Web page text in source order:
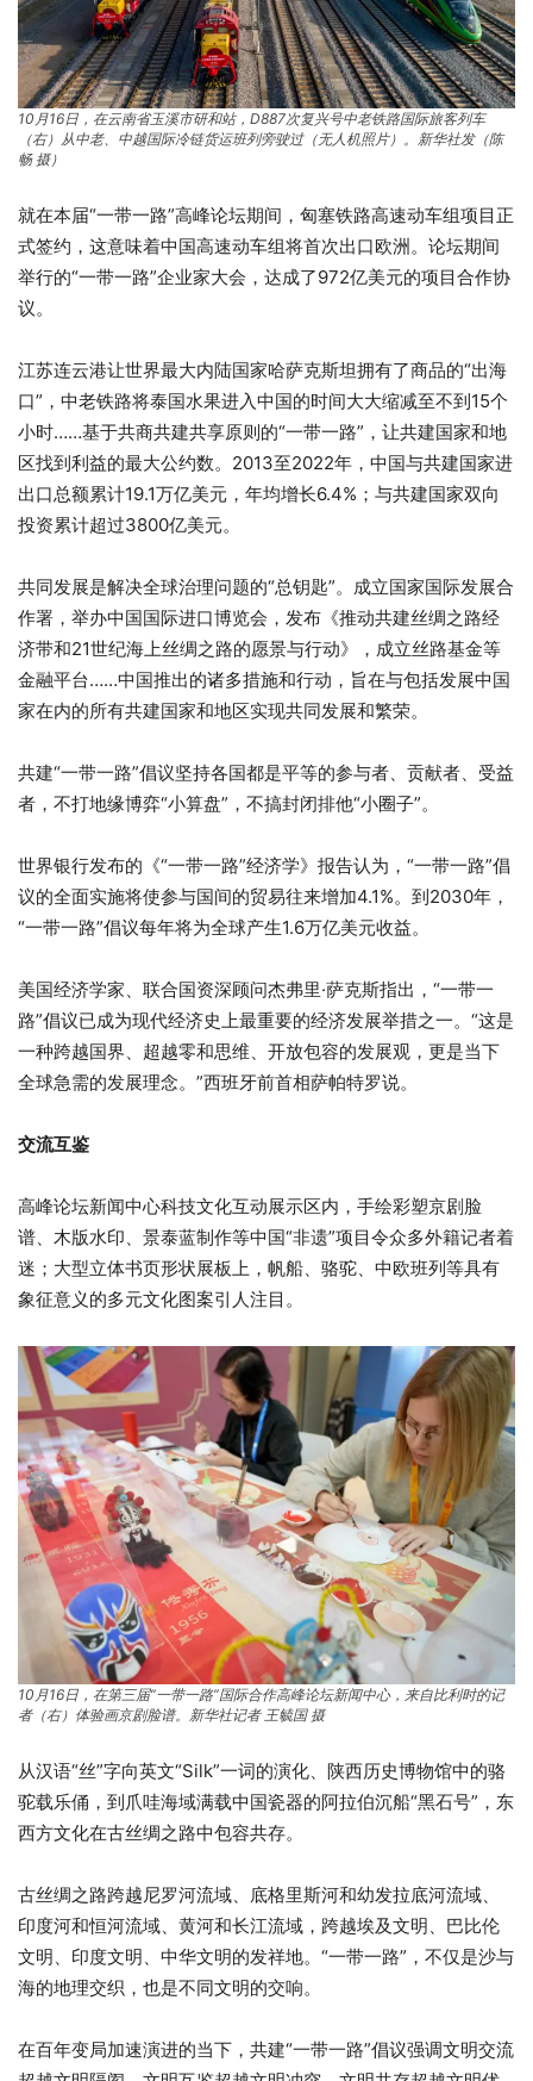
10月16日，在云南省玉溪市研和站，D887次复兴号中老铁路国际旅客列车
（右）从中老、中越国际冷链货运班列旁驶过（无人机照片）。新华社发（陈
畅 摄）
就在本届“一带一路”高峰论坛期间，匈塞铁路高速动车组项目正
式签约，这意味着中国高速动车组将首次出口欧洲。论坛期间
举行的“一带一路”企业家大会，达成了972亿美元的项目合作协
议。
江苏连云港让世界最大内陆国家哈萨克斯坦拥有了商品的“出海
口”，中老铁路将泰国水果进入中国的时间大大缩减至不到15个
小时……基于共商共建共享原则的“一带一路”，让共建国家和地
区找到利益的最大公约数。2013至2022年，中国与共建国家进
出口总额累计19.1万亿美元，年均增长6.4%；与共建国家双向
投资累计超过3800亿美元。
共同发展是解决全球治理问题的“总钥匙”。成立国家国际发展合
作署，举办中国国际进口博览会，发布《推动共建丝绸之路经
济带和21世纪海上丝绸之路的愿景与行动》，成立丝路基金等
金融平台……中国推出的诸多措施和行动，旨在与包括发展中国
家在内的所有共建国家和地区实现共同发展和繁荣。
共建“一带一路”倡议坚持各国都是平等的参与者、贡献者、受益
者，不打地缘博弈“小算盘”，不搞封闭排他“小圈子”。
世界银行发布的《“一带一路”经济学》报告认为，“一带一路”倡
议的全面实施将使参与国间的贸易往来增加4.1%。到2030年，
“一带一路”倡议每年将为全球产生1.6万亿美元收益。
美国经济学家、联合国资深顾问杰弗里·萨克斯指出，“一带一
路”倡议已成为现代经济史上最重要的经济发展举措之一。“这是
一种跨越国界、超越零和思维、开放包容的发展观，更是当下
全球急需的发展理念。”西班牙前首相萨帕特罗说。
交流互鉴
高峰论坛新闻中心科技文化互动展示区内，手绘彩塑京剧脸
谱、木版水印、景泰蓝制作等中国“非遗”项目令众多外籍记者着
迷；大型立体书页形状展板上，帆船、骆驼、中欧班列等具有
象征意义的多元文化图案引人注目。
10月16日，在第三届“一带一路”国际合作高峰论坛新闻中心，来自比利时的记
者（右）体验画京剧脸谱。新华社记者 王毓国 摄
从汉语“丝”字向英文“Silk”一词的演化、陕西历史博物馆中的骆
驼载乐俑，到爪哇海域满载中国瓷器的阿拉伯沉船“黑石号”，东
西方文化在古丝绸之路中包容共存。
古丝绸之路跨越尼罗河流域、底格里斯河和幼发拉底河流域、
印度河和恒河流域、黄河和长江流域，跨越埃及文明、巴比伦
文明、印度文明、中华文明的发祥地。“一带一路”，不仅是沙与
海的地理交织，也是不同文明的交响。
在百年变局加速演进的当下，共建“一带一路”倡议强调文明交流